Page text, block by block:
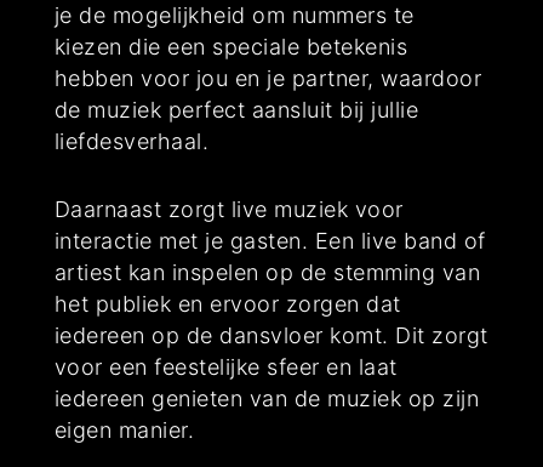
je de mogelijkheid om nummers te
kiezen die een speciale betekenis
hebben voor jou en je partner, waardoor
de muziek perfect aansluit bij jullie
liefdesverhaal.
Daarnaast zorgt live muziek voor
interactie met je gasten. Een live band of
artiest kan inspelen op de stemming van
het publiek en ervoor zorgen dat
iedereen op de dansvloer komt. Dit zorgt
voor een feestelijke sfeer en laat
iedereen genieten van de muziek op zijn
eigen manier.